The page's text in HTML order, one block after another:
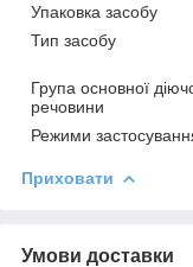
Упаковка засобу
Тип засобу
Група основної
речовини
Режими
Приховати
Умови доставки